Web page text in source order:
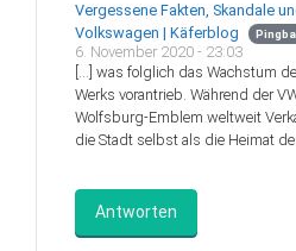
Vergessene Fakten, Skandale
Volkswagen | Käferblog
6. November 2020 - 23:03
[…] was folglich das Wachstum
Werks vorantrieb. Während der
Wolfsburg-Emblem weltweit
die Stadt selbst als die Heimat
Antworten